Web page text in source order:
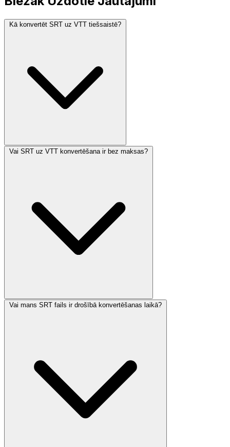
Kā konvertēt SRT uz VTT tiešsaistē?
Vai SRT uz VTT konvertēšana ir bez maksas?
Vai mans SRT fails ir drošībā konvertēšanas laikā?